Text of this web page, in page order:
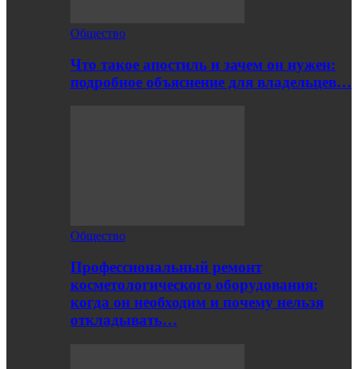
Общество
Что такое апостиль и зачем он нужен:
подробное объяснение для владельцев…
Общество
Профессиональный ремонт
косметологического оборудования:
когда он необходим и почему нельзя
откладывать…